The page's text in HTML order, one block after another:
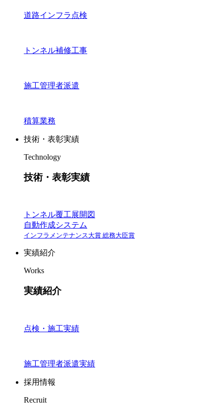
道路インフラ点検
トンネル補修工事
施工管理者派遣
積算業務
技術・表彰実績
Technology
技術・表彰実績
トンネル覆工展開図
自動作成システム
インフラメンテナンス大賞 総務大臣賞
実績紹介
Works
実績紹介
点検・施工実績
施工管理者派遣実績
採用情報
Recruit